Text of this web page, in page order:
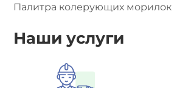
Палитра колерующих морилок
Наши услуги